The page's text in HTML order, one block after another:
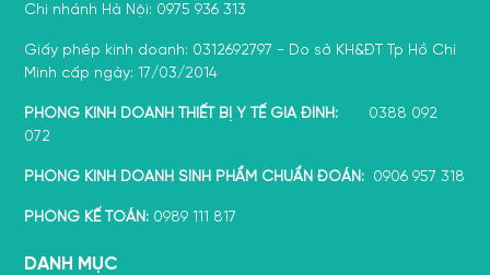
Chi nhánh Hà Nội: 0975 936 313
Giấy phép kinh doanh: 0312692797 - Do sở KH&ĐT Tp Hồ Chí
Minh cấp ngày: 17/03/2014
PHÒNG KINH DOANH THIẾT BỊ Y TẾ GIA ĐÌNH: 0388 092
072
PHÒNG KINH DOANH SINH PHẨM CHUẨN ĐOÁN: 0906 957 318
PHÒNG KẾ TOÁN: 0989 111 817
DANH MỤC